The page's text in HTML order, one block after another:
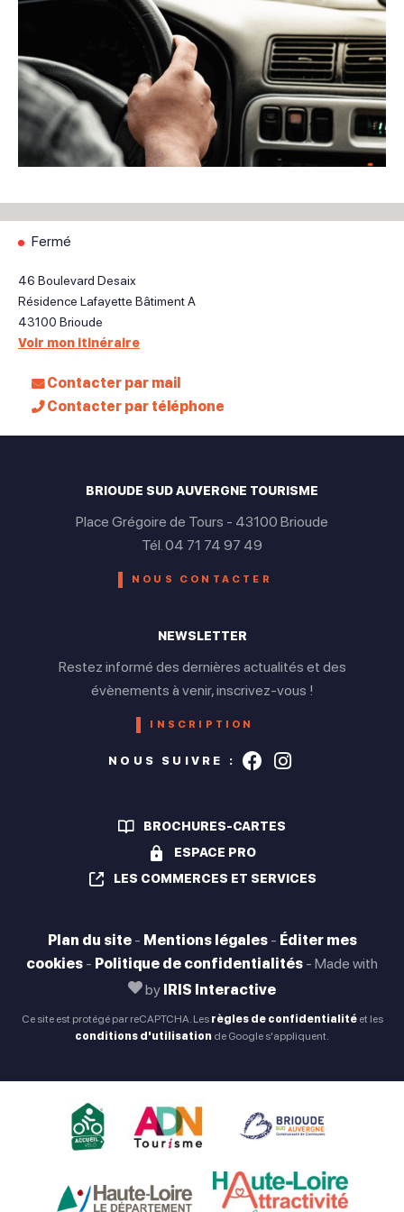
Fermé
46 Boulevard Desaix
Résidence Lafayette Bâtiment A
43100 Brioude
Voir mon itinéraire
Contacter par mail
Contacter par téléphone
BRIOUDE SUD AUVERGNE TOURISME
Place Grégoire de Tours - 43100 Brioude
Tél. 04 71 74 97 49
NOUS CONTACTER
NEWSLETTER
Restez informé des dernières actualités et des
évènements à venir, inscrivez-vous !
INSCRIPTION
NOUS SUIVRE : Suivez-nous
Suivez-
BROCHURES-CARTES
ESPACE PRO
LES COMMERCES ET SERVICES
Plan du site - Mentions légales - Éditer mes
cookies - Politique de confidentialités - Made with
by IRIS Interactive
Ce site est protégé par reCAPTCHA. Les règles de confidentialitéet les
conditions d'utilisation de Google s'appliquent.